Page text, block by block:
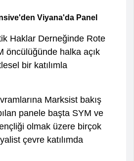
Viyana'da Panel
Haklar Derneğinde Rote
öncülüğünde halka açık
bir katılımla
Marksist bakış
panele başta SYM ve
olmak üzere birçok
çevre katılımda